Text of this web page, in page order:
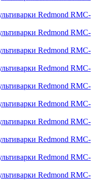
Redmond RMC-
Redmond RMC-
Redmond RMC-
Redmond RMC-
Redmond RMC-
Redmond RMC-
Redmond RMC-
Redmond RMC-
Redmond RMC-
Redmond RMC-